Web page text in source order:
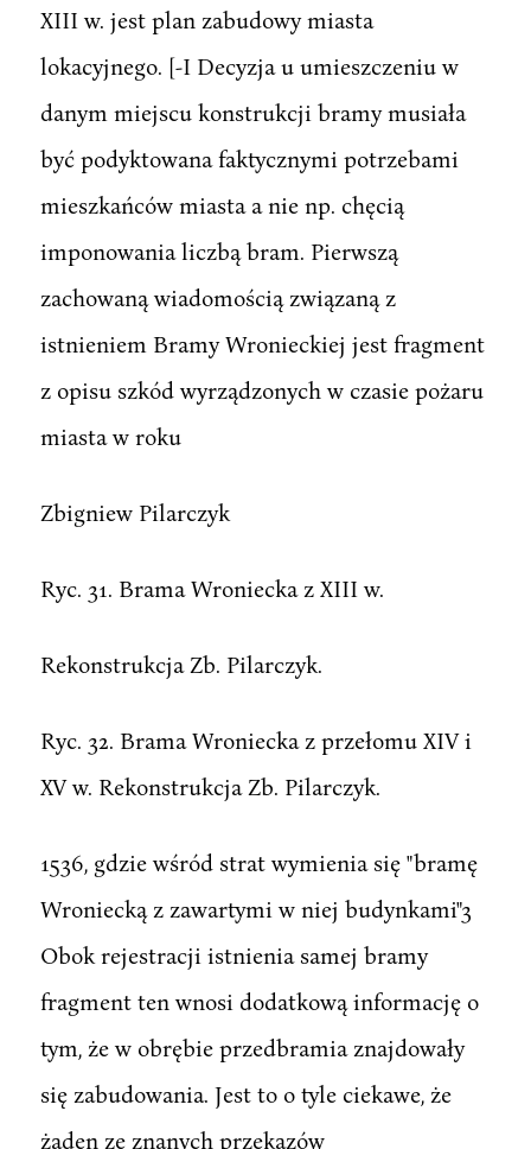
XIII w. jest plan zabudowy miasta
lokacyjnego. [-I Decyzja u umieszczeniu w
danym miejscu konstrukcji bramy musiała
być podyktowana faktycznymi potrzebami
mieszkańców miasta a nie np. chęcią
imponowania liczbą bram. Pierwszą
zachowaną wiadomością związaną z
istnieniem Bramy Wronieckiej jest fragment
z opisu szkód wyrządzonych w czasie pożaru
miasta w roku
Zbigniew Pilarczyk
Ryc. 31. Brama Wroniecka z XIII w.
Rekonstrukcja Zb. Pilarczyk.
Ryc. 32. Brama Wroniecka z przełomu XIV i
XV w. Rekonstrukcja Zb. Pilarczyk.
1536, gdzie wśród strat wymienia się "bramę
Wroniecką z zawartymi w niej budynkami"3
Obok rejestracji istnienia samej bramy
fragment ten wnosi dodatkową informację o
tym, że w obrębie przedbramia znajdowały
się zabudowania. Jest to o tyle ciekawe, że
żaden ze znanych przekazów